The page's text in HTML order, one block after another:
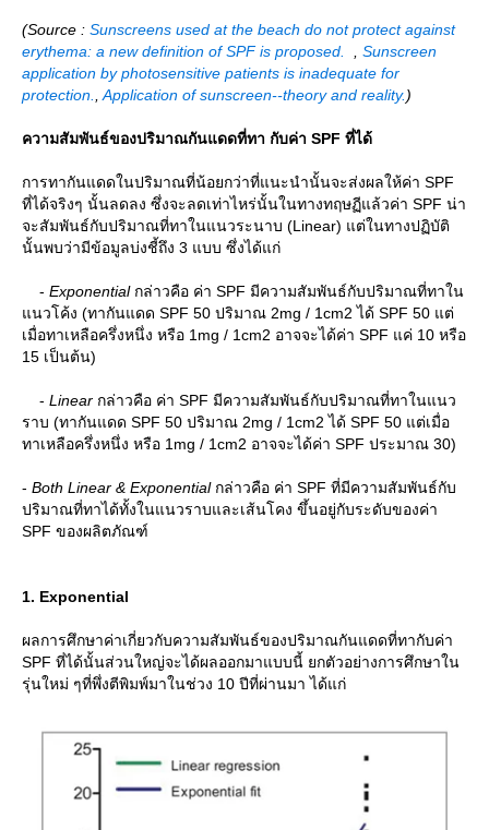
(Source : Sunscreens used at the beach do not protect against
erythema: a new definition of SPF is proposed. , Sunscreen
application by photosensitive patients is inadequate for
protection.,Application of sunscreen--theory and reality.)
ความสัมพันธ์ของปริมาณกันแดดที่ทา กับค่า SPF ที่ได้
การทากันแดดในปริมาณที่น้อยกว่าที่แนะนำนั้นจะส่งผลให้ค่า SPF
ที่ได้จริงๆ นั้นลดลง ซึ่งจะลดเท่าไหร่นั้นในทางทฤษฏีแล้วค่า SPF น่า
จะสัมพันธ์กับปริมาณที่ทาในแนวระนาบ (Linear) แต่ในทางปฏิบัติ
นั้นพบว่ามีข้อมูลบ่งชี้ถึง 3 แบบ ซึ่งได้แก่
- Exponentialกล่าวคือ ค่า SPF มีความสัมพันธ์กับปริมาณที่ทาใน
นวโค้ง (ทากันแดด SPF 50 ปริมาณ 2mg / 1cm2 ได้ SPF 50 แต่
เมื่อทาเหลือครึ่งหนึ่ง หรือ 1mg / 1cm2 อาจจะได้ค่า SPF แค่ 10 หรือ
15 เป็นต้น)
- Linear กล่าวคือ ค่า SPF มีความสัมพันธ์กับปริมาณที่ทาในแนว
ราบ (ทากันแดด SPF 50 ปริมาณ 2mg / 1cm2 ได้ SPF 50 แต่เมื่อ
ทาเหลือครึ่งหนึ่ง หรือ 1mg / 1cm2 อาจจะได้ค่า SPF ประมาณ 30)
- Both Linear & Exponentialกล่าวคือ ค่า SPF ที่มีความสัมพันธ์กับ
ปริมาณที่ทาได้ทั้งในแนวราบและเส้นโคง ขึ้นอยู่กับระดับของค่า
SPF ของผลิตภัณฑ์
1. Exponential
ผลการศึกษาค่าเกี่ยวกับความสัมพันธ์ของปริมาณกันแดดที่ทากับค่า
SPF ที่ได้นั้นส่วนใหญ่จะได้ผลออกมาแบบนี้ ยกตัวอย่างการศึกษาใน
รุ่นใหม่ ๆที่พึ่งตีพิมพ์มาในช่วง 10 ปีที่ผ่านมา ได้แก่